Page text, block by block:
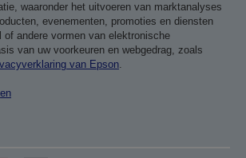
waaronder het uitvoeren van marktanalyses
evenementen, promoties en diensten
andere vormen van elektronische
van uw voorkeuren en webgedrag, zoals
van Epson.